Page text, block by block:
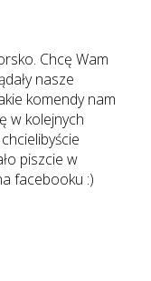
Chcę Wam
nasze
komendy nam
w kolejnych
piszcie w
facebooku :)